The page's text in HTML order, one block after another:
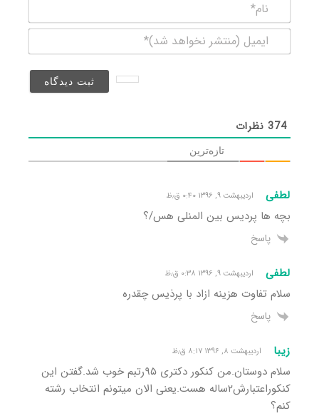
(منتشر
374 نظرات
تازه‌ترین
لطفی اردیبهشت ۹, ۱۳۹۶ ۰:۴۰ ق٫ظ
بچه ها پردیس بین المنلی هس/؟
پاسخ
لطفی اردیبهشت ۹, ۱۳۹۶ ۰:۳۸ ق٫ظ
سلام تفاوت هزینه ازاد با پرذیس چقدره
پاسخ
زیبا اردیبهشت ۸, ۱۳۹۶ ۸:۱۷ ق٫ظ
سلام دوستان.من کنکور دکتری ۹۵رتبم خوب شد.گفتن این
کنکوراعتبارش۲ساله هست.یعنی الان میتونم انتخاب رشته
کنم؟